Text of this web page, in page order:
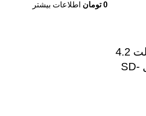
مبدل 24 به 24 ولت 4.2
آمپر مین ول مدل SD-
0 تومان اطلاعات بیشتر